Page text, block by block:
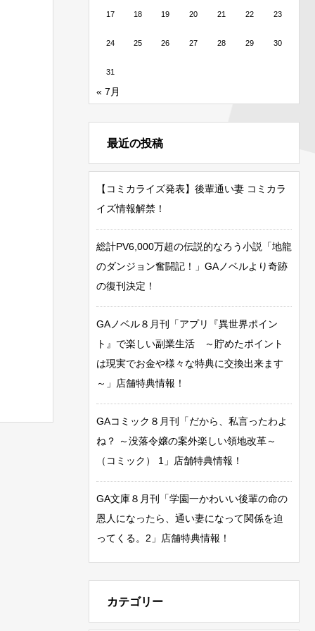
17 18 19 20 21 22 23
24 25 26 27 28 29 30
31
« 7月
最近の投稿
【コミカライズ発表】後輩通い妻 コミカラ
イズ情報解禁！
総計PV6,000万超の伝説的なろう小説「地龍
のダンジョン奮闘記！」GAノベルより奇跡
の復刊決定！
GAノベル８月刊「アプリ『異世界ポイン
ト』で楽しい副業生活 ～貯めたポイント
は現実でお金や様々な特典に交換出来ます
～」店舗特典情報！
GAコミック８月刊「だから、私言ったわよ
ね？ ～没落令嬢の案外楽しい領地改革～
（コミック） 1」店舗特典情報！
GA文庫８月刊「学園一かわいい後輩の命の
恩人になったら、通い妻になって関係を迫
ってくる。2」店舗特典情報！
カテゴリー